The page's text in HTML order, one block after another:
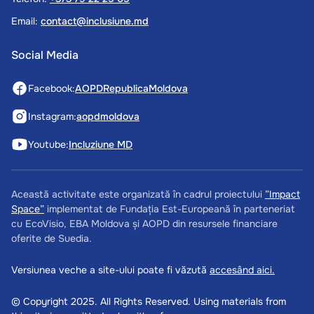
Email: contact@inclusiune.md
Social Media
Facebook:AOPDRepublicaMoldova
Instagram:aopdmoldova
Youtube:Incluziune MD
Această activitate este organizată în cadrul proiectului ”Impact
Space” implementat de Fundația Est-Europeană în parteneriat
cu EcoVisio, EBA Moldova și AOPD din resursele financiare
oferite de Suedia.
Versiunea veche a site-ului poate fi văzută accesând aici.
© Copyright 2025. All Rights Reserved. Using materials from